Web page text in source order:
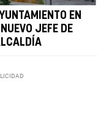
EN
JEFE DE